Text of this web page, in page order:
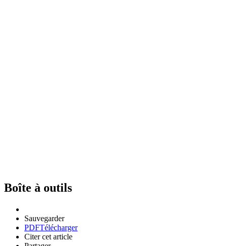
Boîte à outils
Sauvegarder
PDFTélécharger
Citer cet article